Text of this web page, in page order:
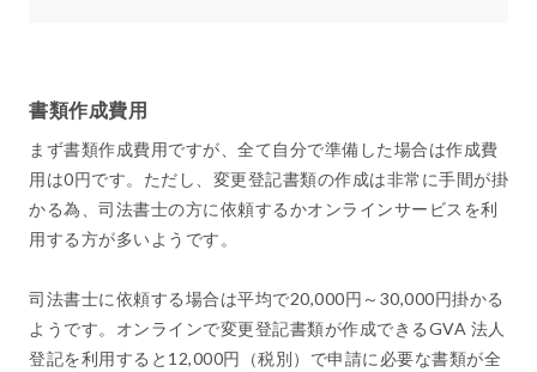
書類作成費用
まず書類作成費用ですが、全て自分で準備した場合は作成費
用は0円です。ただし、変更登記書類の作成は非常に手間が掛
かる為、司法書士の方に依頼するかオンラインサービスを利
用する方が多いようです。
司法書士に依頼する場合は平均で20,000円～30,000円掛かる
ようです。オンラインで変更登記書類が作成できるGVA 法人
登記を利用すると12,000円（税別）で申請に必要な書類が全